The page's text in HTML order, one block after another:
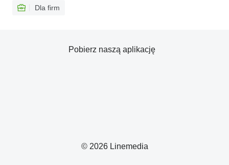
Dla firm
© 2026 Linemedia
Pobierz naszą aplikację